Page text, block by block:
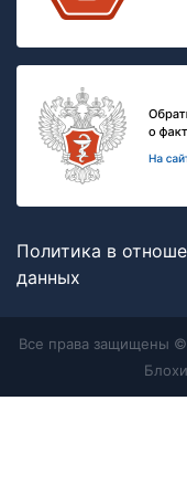
Политика в
данных
Все права защищены